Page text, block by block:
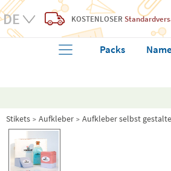
KOSTENLOSER
Packs
Stikets Aufkleber Aufkleber selbst